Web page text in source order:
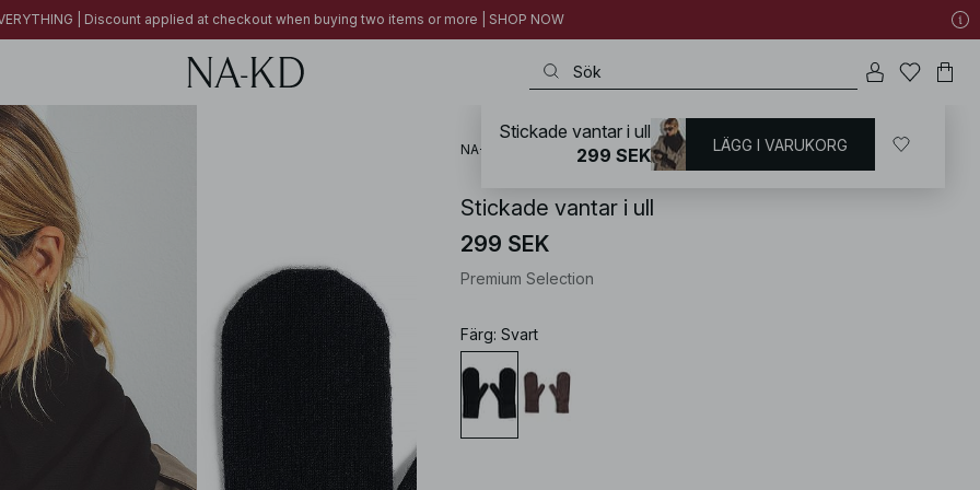
| Discount applied at checkout when buying two items or more | SHOP NOW
NA-KD Accessoarer / Handskar
Stickade vantar i ull
299 SEK
Premium Selection
Färg: Svart
Stickade vantar i ull
299 SEK
LÄGG I VARUKORG